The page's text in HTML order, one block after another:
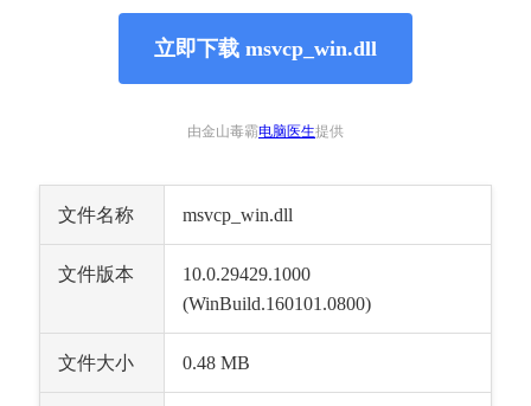
立即下载 msvcp_win.dll
由金山毒霸电脑医生提供
文件名称 msvcp_win.dll
文件版本
10.0.29429.1000
(WinBuild.160101.0800)
文件大小 0.48 MB